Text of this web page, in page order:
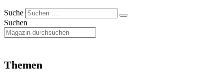
Suche
Suchen
Themen